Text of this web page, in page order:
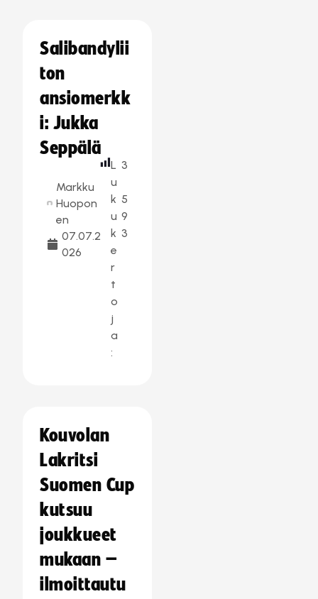
Salibandylii
ton
ansiomerkk
i: Jukka
Seppälä
Markku
Huopon
en
07.07.2
026
L
u
k
u
k
e
r
t
o
j
a
:
3
5
9
3
Kouvolan
Lakritsi
Suomen Cup
kutsuu
joukkueet
mukaan –
ilmoittautu